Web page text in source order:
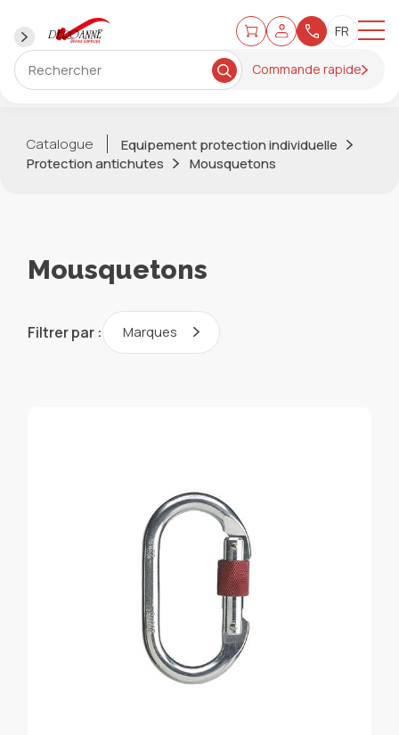
Commande rapide
Catalogue
Equipement protection individuelle
Protection antichutes
Mousquetons
Mousquetons
Filtrer par : Marques